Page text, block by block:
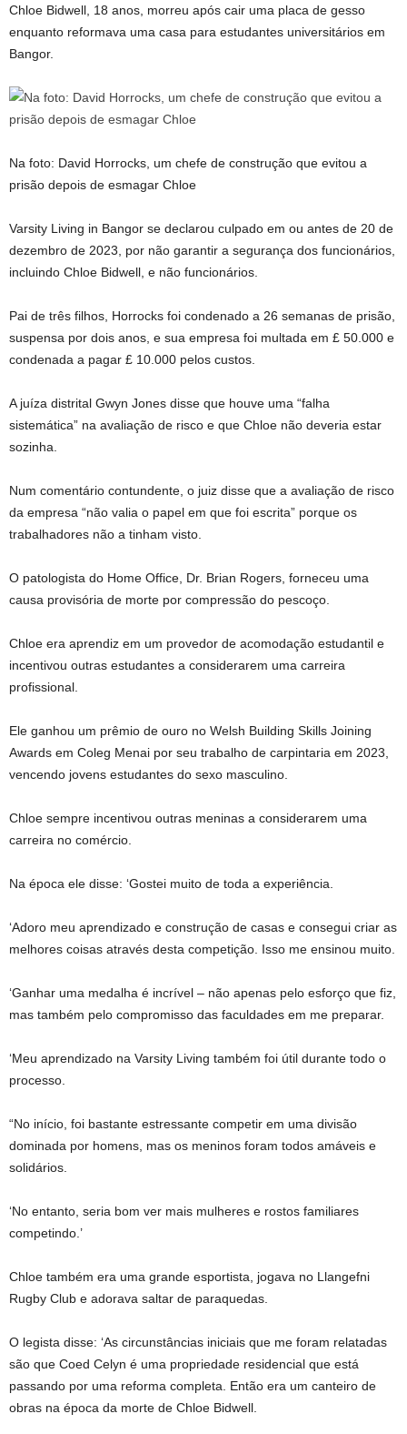
Chloe Bidwell, 18 anos, morreu após cair uma placa de gesso
enquanto reformava uma casa para estudantes universitários em
Bangor.
Na foto: David Horrocks, um chefe de construção que evitou a
prisão depois de esmagar Chloe
Varsity Living in Bangor se declarou culpado em ou antes de 20 de
dezembro de 2023, por não garantir a segurança dos funcionários,
incluindo Chloe Bidwell, e não funcionários.
Pai de três filhos, Horrocks foi condenado a 26 semanas de prisão,
suspensa por dois anos, e sua empresa foi multada em £ 50.000 e
condenada a pagar £ 10.000 pelos custos.
A juíza distrital Gwyn Jones disse que houve uma “falha
sistemática” na avaliação de risco e que Chloe não deveria estar
sozinha.
Num comentário contundente, o juiz disse que a avaliação de risco
da empresa “não valia o papel em que foi escrita” porque os
trabalhadores não a tinham visto.
O patologista do Home Office, Dr. Brian Rogers, forneceu uma
causa provisória de morte por compressão do pescoço.
Chloe era aprendiz em um provedor de acomodação estudantil e
incentivou outras estudantes a considerarem uma carreira
profissional.
Ele ganhou um prêmio de ouro no Welsh Building Skills Joining
Awards em Coleg Menai por seu trabalho de carpintaria em 2023,
vencendo jovens estudantes do sexo masculino.
Chloe sempre incentivou outras meninas a considerarem uma
carreira no comércio.
Na época ele disse: ‘Gostei muito de toda a experiência.
‘Adoro meu aprendizado e construção de casas e consegui criar as
melhores coisas através desta competição. Isso me ensinou muito.
‘Ganhar uma medalha é incrível – não apenas pelo esforço que fiz,
mas também pelo compromisso das faculdades em me preparar.
‘Meu aprendizado na Varsity Living também foi útil durante todo o
processo.
“No início, foi bastante estressante competir em uma divisão
dominada por homens, mas os meninos foram todos amáveis ​​e
solidários.
‘No entanto, seria bom ver mais mulheres e rostos familiares
competindo.’
Chloe também era uma grande esportista, jogava no Llangefni
Rugby Club e adorava saltar de paraquedas.
O legista disse: ‘As circunstâncias iniciais que me foram relatadas
são que Coed Celyn é uma propriedade residencial que está
passando por uma reforma completa. Então era um canteiro de
obras na época da morte de Chloe Bidwell.